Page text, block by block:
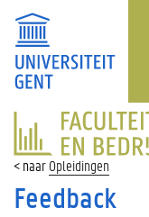
FACULTEIT
ECONOMIE
EN
BEDRIJFSKUNDE
Opleidingen
Feedback